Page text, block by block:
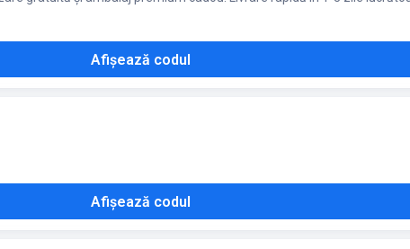
Afișează codul
Afișează codul